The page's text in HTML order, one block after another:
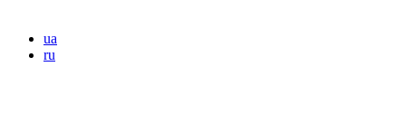
ua
ru